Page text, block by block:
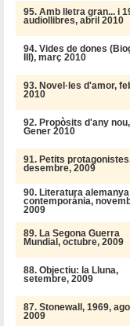
95. Amb lletra gran... i
audiollibres, abril 2010
94. Vides de dones
III), març 2010
93. Novel·les d'amor,
2010
92. Propòsits d'any nou,
Gener 2010
91. Petits
desembre, 2009
90. Literatura alemanya
contemporánia,
2009
89. La Segona Guerra
Mundial, octubre, 2009
88. Objectiu: la Lluna,
setembre, 2009
87. Stonewall, 1969,
2009